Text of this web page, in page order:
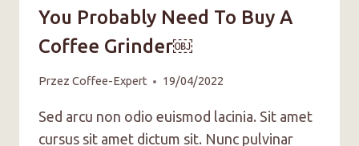
You Probably Need To Buy A
Coffee Grinder￼
Przez Coffee-Expert 19/04/2022
Sed arcu non odio euismod lacinia. Sit amet
cursus sit amet dictum sit. Nunc pulvinar